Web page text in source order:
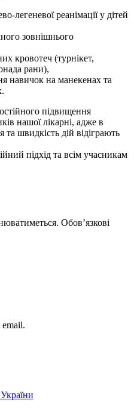
легеневої реанімації у дітей
зовнішнього
кровотеч (турнікет,
рани),
навичок на манекенах та
підвищення
нашої лікарні, адже в
швидкість дій відіграють
підхід та всім учасникам
Обов’язкові
email.